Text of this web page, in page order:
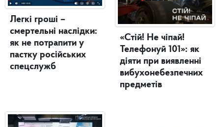
Легкі гроші –
смертельні наслідки:
як не потрапити у
пастку російських
спецслужб
«Стій! Не чіпай!
Телефонуй 101»: як
діяти при виявленні
вибухонебезпечних
предметів